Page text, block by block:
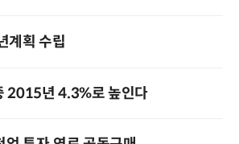
계획 수립
2015년 4.3%로 높인다